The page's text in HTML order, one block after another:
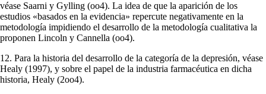
véase Saarni y Gylling (oo4). La idea de que la aparición de los
estudios «basa­dos en la evidencia» repercute negativamente en la
metodología impidiendo el desarrollo de la metodología cualitativa la
proponen Lincoln y Cannella (oo4).
12. Para la historia del desarrollo de la categoría de la depresión, véase
Healy (1997), y sobre el papel de la industria farmacéutica en dicha
historia, Healy (2oo4).